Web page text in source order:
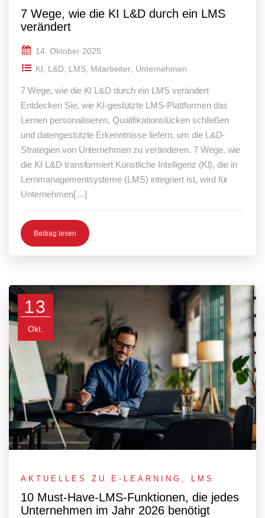
7 Wege, wie die KI L&D durch ein LMS
verändert
14. Oktober 2025
KI
L&D LMS Mitarbeiter Unternehmen
7 Wege, wie die KI L&D durch ein LMS verändert
Entdecken Sie, wie KI-gestützte LMS-Plattformen das
Lernen personalisieren, Qualifikationslücken schließen
und datengestützte Erkenntnisse liefern, um die L&D-
Strategien von Unternehmen zu veränderen. 7 Wege, wie
die KI L&D transformiert Künstliche Intelligenz (KI), die in
Lernmanagementsysteme (LMS) integriert ist, wird für
Unternehmen[…]
Beitrag lesen
13
Okt.
AKTUELLES ZU E-LEARNING , LMS
10 Must-Have-LMS-Funktionen, die jedes
Unternehmen im Jahr 2026 benötigt